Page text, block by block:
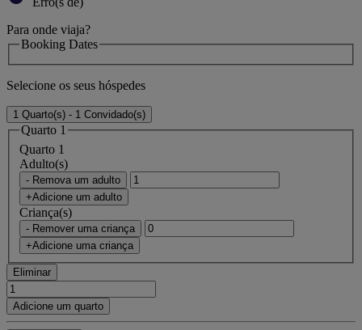
Para onde viaja?
Booking Dates
Selecione os seus hóspedes
1 Quarto(s) - 1 Convidado(s)
Quarto 1
Quarto 1
Adulto(s)
- Remova um adulto
+Adicione um adulto
Criança(s)
- Remover uma criança
+Adicione uma criança
Eliminar
Adicione um quarto